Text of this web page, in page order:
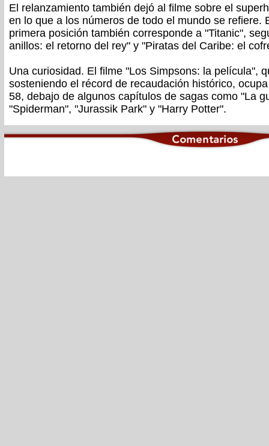
El relanzamiento también dejó al filme sobre el
en lo que a los números de todo el mundo se refiere.
primera posición también corresponde a "Titanic",
anillos: el retorno del rey" y "Piratas del Caribe: el
Una curiosidad. El filme "Los Simpsons: la película",
sosteniendo el récord de recaudación histórico,
58, debajo de algunos capítulos de sagas como "La
"Spiderman", "Jurassik Park" y "Harry Potter".